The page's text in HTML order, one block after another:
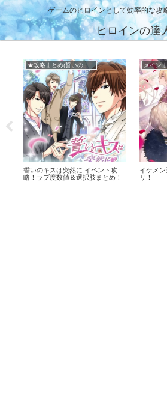
ゲームのヒロインとして効率的な攻
ヒロインの達
子 攻略まとめ！イケプ
★攻略まとめ(天翔ける恋)
幕末維新 天翔ける恋 攻略
ばくてん！